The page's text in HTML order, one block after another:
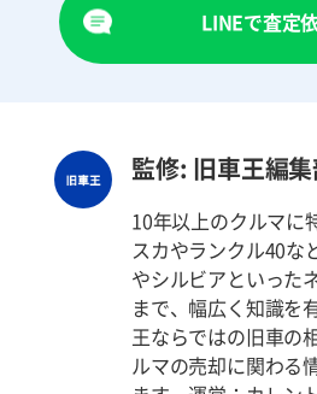
LINEで査定
監修: 旧車王編
10年以上のクルマに
スカやランクル40な
やシルビアといった
まで、幅広く知識を
王ならではの旧車の
ルマの売却に関わる